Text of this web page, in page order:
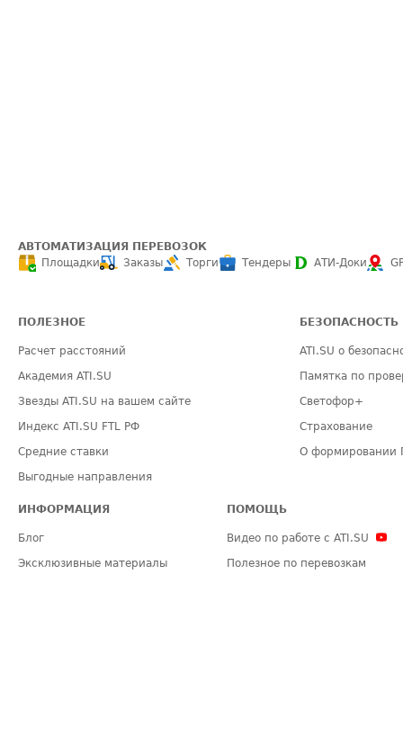
АВТОМАТИЗАЦИЯ ПЕРЕВОЗОК
Площадки
Заказы Торги Тендеры АТИ-Доки
ПОЛЕЗНОЕ
Расчет расстояний
Академия ATI.SU
Звезды ATI.SU на вашем сайте
Индекс ATI.SU FTL РФ
Средние ставки
Выгодные направления
БЕЗОПАСНОСТЬ
ATI.SU о
Памятка по
Светофор+
Страхование
О формировании
ИНФОРМАЦИЯ
Блог
Эксклюзивные материалы
ПОМОЩЬ
Видео по работе с ATI.SU
Полезное по перевозкам